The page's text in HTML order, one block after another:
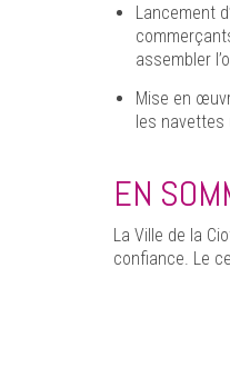
Lancement
assembler
Mise en
les navettes
EN
La Ville de la
confiance. Le